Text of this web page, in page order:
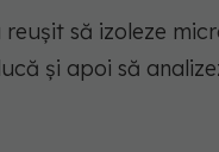
să izoleze
și apoi să